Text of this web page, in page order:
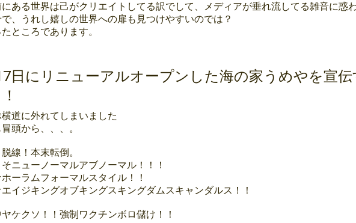
にある世界は己がクリエイトしてる訳でして、メディアが垂れ流してる雑音に惑
、うれし嬉しの世界への扉も見つけやすいのでは？
ところであります。
日にリニューアルオープンした海の家うめやを宣伝
道に外れてしまいました
頭から、、、。
線！本末転倒。
ニューノーマルアブノーマル！！！
ーラムフォーマルスタイル！！
エイジキングオブキングスキングダムスキャンダルス！！
ケクソ！！強制ワクチンボロ儲け！！